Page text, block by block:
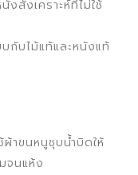
สังเคราะห์ที่ไม่ใช้
บกับไม้แท้และหนังแท้
าขนหนูชุบน้ำบิดให้
จนแห้ง